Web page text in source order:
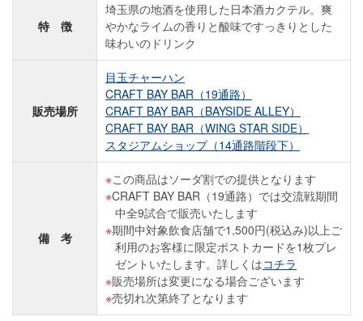
特 徴
埼玉県の地酒を使用した日本酒カクテル。爽
やかなライムの香りと酸味ですっきりとした
味わいのドリンク
販売場所
目玉チャーハン
CRAFT BAY BAR（19通路）
CRAFT BAY BAR（BAYSIDE ALLEY）
CRAFT BAY BAR（WING STAR SIDE）
スタジアムショップ（14通路階段下）
備 考
この商品はソーダ割での提供となります
CRAFT BAY BAR（19通路）では交流戦期間
中全9試合で販売いたします
期間中対象飲食店舗で1,500円(税込み)以上ご
利用のお客様に限定ポストカードを1枚プレ
ゼントいたします。詳しくはコチラ
販売場所は変更になる場合ございます
売切れ次第終了となります